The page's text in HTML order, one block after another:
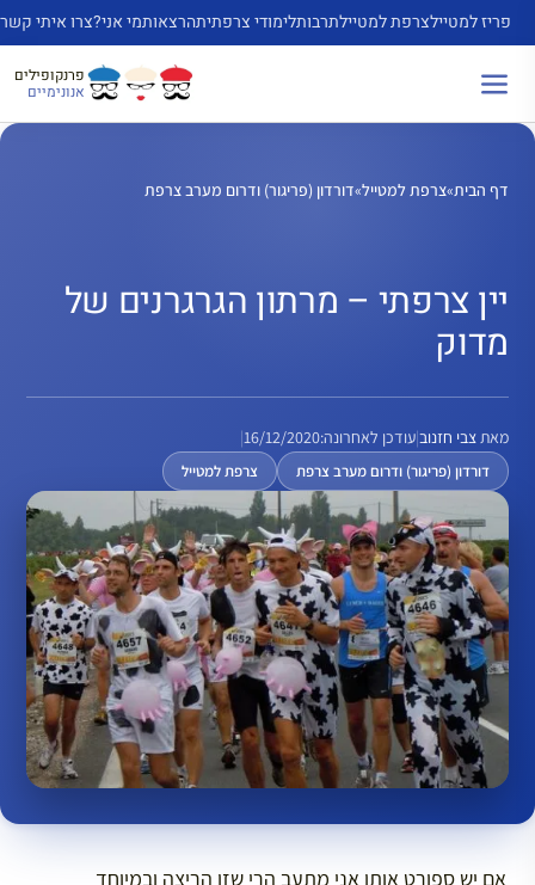
לדלג
לתוכן
פריז למטיילצרפת למטיילתרבותלימודי צרפתיתהרצאותמי אני?צרו איתי קשר
פרנקופילים
אנונימיים
דף הבית»צרפת למטייל»דורדון (פריגור) ודרום מערב צרפת
יין צרפתי – מרתון הגרגרנים של
מדוק
מאתצבי חזנוב|עודכן לאחרונה:16/12/2020
|
דורדון (פריגור) ודרום מערב צרפת צרפת למטייל
אם יש ספורט אותו אני מתעב הרי שזו הריצה ובמיוחד